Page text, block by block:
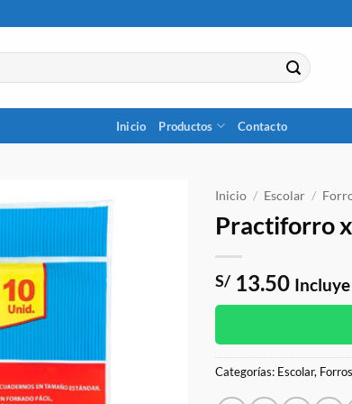
Inicio Productos Contacto
Inicio / Escolar /
Practiforro
S/ 13.50
Categorías: Escolar,